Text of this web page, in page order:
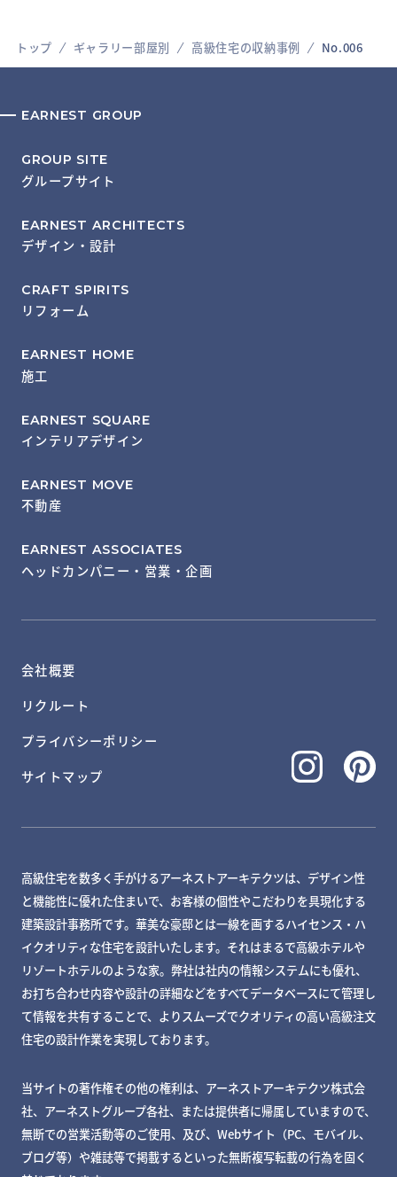
トップ ギャラリー部屋別 高級住宅の収納事例 No.006
EARNEST GROUP
GROUP SITE
グループサイト
EARNEST ARCHITECTS
デザイン・設計
CRAFT SPIRITS
リフォーム
EARNEST HOME
施工
EARNEST SQUARE
インテリアデザイン
EARNEST MOVE
不動産
EARNEST ASSOCIATES
ヘッドカンパニー・営業・企画
会社概要
リクルート
プライバシーポリシー
サイトマップ
高級住宅を数多く手がけるアーネストアーキテクツは、デザイン性
と機能性に優れた住まいで、お客様の個性やこだわりを具現化する
建築設計事務所です。華美な豪邸とは一線を画するハイセンス・ハ
イクオリティな住宅を設計いたします。それはまるで高級ホテルや
リゾートホテルのような家。弊社は社内の情報システムにも優れ、
お打ち合わせ内容や設計の詳細などをすべてデータベースにて管理し
て情報を共有することで、よりスムーズでクオリティの高い高級注文
住宅の設計作業を実現しております。
当サイトの著作権その他の権利は、アーネストアーキテクツ株式会
社、アーネストグループ各社、または提供者に帰属していますので、
無断での営業活動等のご使用、及び、Webサイト（PC、モバイル、
ブログ等）や雑誌等で掲載するといった無断複写転載の行為を固く